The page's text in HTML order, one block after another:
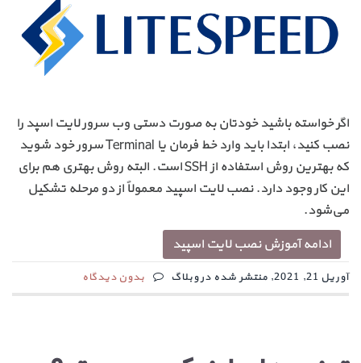
اگر خواسته باشید خودتان به صورت دستی وب سرور لایت اسپد را
نصب کنید، ابتدا باید وارد خط فرمان یا Terminal سرور خود شوید
که بهترین روش استفاده از SSH است. البته روش بهتری هم برای
این کار وجود دارد. نصب لایت اسپید معمولاً از دو مرحله تشکیل
می‌شود.
ادامه آموزش نصب لایت اسپید
آوریل 21, 2021, منتشر شده در وبلاگ بدون دیدگاه